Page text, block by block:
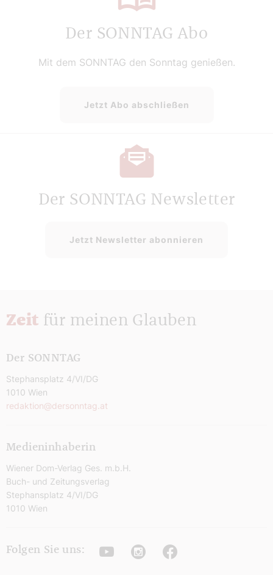
Der SONNTAG Abo
Mit dem SONNTAG den Sonntag genießen.
Jetzt Abo abschließen
Der SONNTAG Newsletter
Jetzt Newsletter abonnieren
Zeit für meinen Glauben
Der SONNTAG
Stephansplatz 4/VI/DG
1010 Wien
redaktion@dersonntag.at
Medieninhaberin
Wiener Dom-Verlag Ges. m.b.H.
Buch- und Zeitungsverlag
Stephansplatz 4/VI/DG
1010 Wien
Folgen Sie uns: YoutubeInstagramFacebook